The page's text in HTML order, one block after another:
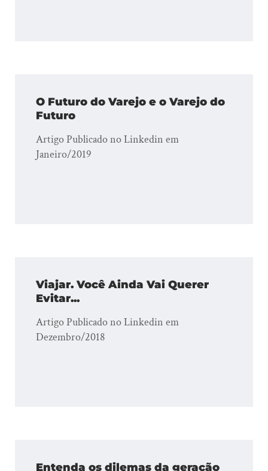
O Futuro do Varejo e o Varejo do
Futuro
Artigo Publicado no Linkedin em
Janeiro/2019
Viajar. Você Ainda Vai Querer
Evitar...
Artigo Publicado no Linkedin em
Dezembro/2018
Entenda os dilemas da geração